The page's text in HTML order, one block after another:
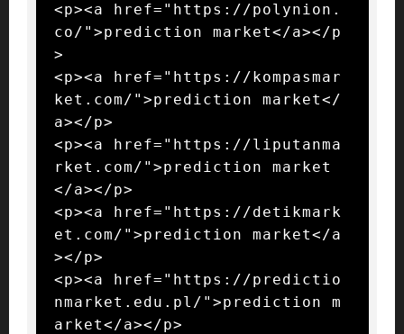
<p><a href="https://polynion.
co/">prediction market</a></p
>
<p><a href="https://kompasmar
ket.com/">prediction market</
a></p>
<p><a href="https://liputanma
rket.com/">prediction market
</a></p>
<p><a href="https://detikmark
et.com/">prediction market</a
></p>
<p><a href="https://predictio
nmarket.edu.pl/">prediction m
arket</a></p>